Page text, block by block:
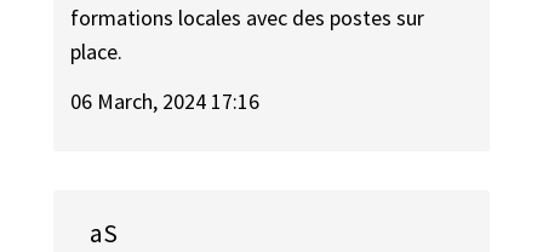
formations locales avec des postes sur
place.
06 March, 2024 17:16
aS